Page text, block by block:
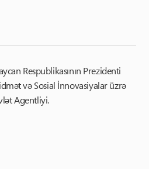
Respublikasının Prezidenti
və Sosial İnnovasiyalar üzrə
Agentliyi.